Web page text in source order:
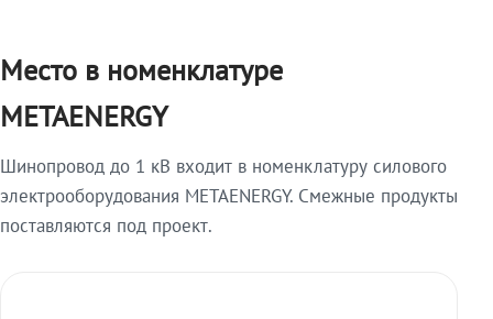
Место в номенклатуре
METAENERGY
Шинопровод до 1 кВ входит в номенклатуру силового
электрооборудования METAENERGY. Смежные продукты
поставляются под проект.